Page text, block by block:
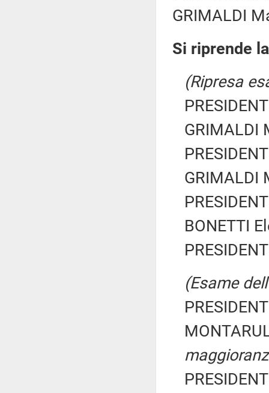
GRIMALDI
Si riprende
(Ripresa
GRIMALDI
GRIMALDI
BONETTI
(Esame